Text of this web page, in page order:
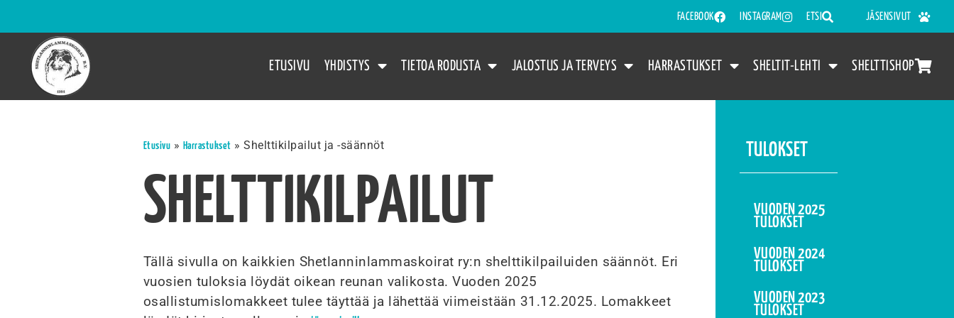
FACEBOOK INSTAGRAM ETSI JÄSENSIVUT
ETUSIVU YHDISTYS TIETOA RODUSTA JALOSTUS JA TERVEYS HARRASTUKSET SHELTIT-LEHTI SHELTTISHOP
Etusivu » Harrastukset »Shelttikilpailut ja -säännöt
SHELTTIKILPAILUT
Tällä sivulla on kaikkien Shetlanninlammaskoirat ry:n shelttikilpailuiden säännöt. Eri
vuosien tuloksia löydät oikean reunan valikosta. Vuoden 2025
osallistumislomakkeet tulee täyttää ja lähettää viimeistään 31.12.2025. Lomakkeet
TULOKSET
VUODEN 2025
TULOKSET
VUODEN 2024
TULOKSET
VUODEN 2023
TULOKSET